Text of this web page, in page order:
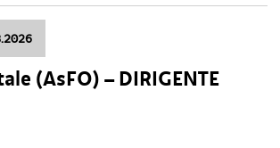
(AsFO) – DIRIGENTE